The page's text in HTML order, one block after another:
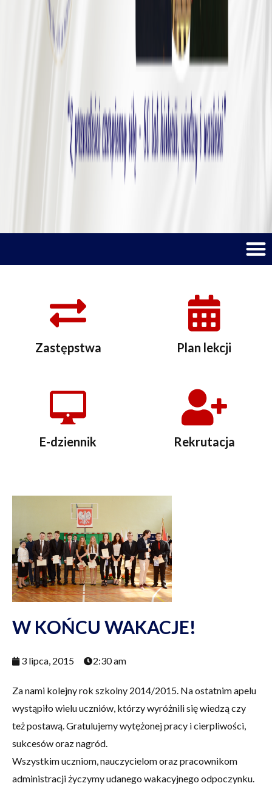
Zastępstwa Plan lekcji
E-dziennik Rekrutacja
W KOŃCU WAKACJE!
3 lipca, 2015 2:30 am
Za nami kolejny rok szkolny 2014/2015. Na ostatnim apelu
wystąpiło wielu uczniów, którzy wyróżnili się wiedzą czy
też postawą. Gratulujemy wytężonej pracy i cierpliwości,
sukcesów oraz nagród.
Wszystkim uczniom, nauczycielom oraz pracownikom
administracji życzymy udanego wakacyjnego odpoczynku.